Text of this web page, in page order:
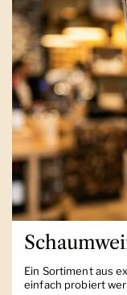
Ein Sortiment aus
einfach probiert